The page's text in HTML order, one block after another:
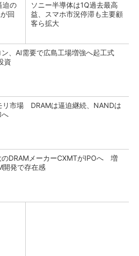
迫の
回
ソニー半導体は1Q過去最高
益、スマホ市況停滞も主要顧
客ら拡大
ン、AI需要で広島工場増強へ起工式
資
リ市場 DRAMは逼迫継続、NANDは
へ
のDRAMメーカーCXMTがIPOへ 増
開発で存在感